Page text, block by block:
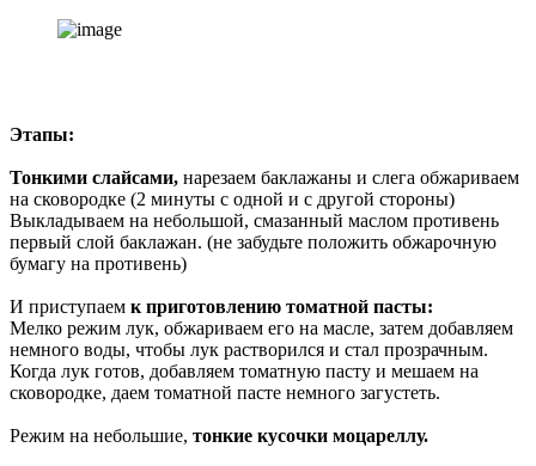
Этапы:
Тонкими слайсами, нарезаем баклажаны и слега обжариваем
на сковородке (2 минуты с одной и с другой стороны)
Выкладываем на небольшой, смазанный маслом противень
первый слой баклажан. (не забудьте положить обжарочную
бумагу на противень)
И приступаем к приготовлению томатной пасты:
Мелко режим лук, обжариваем его на масле, затем добавляем
немного воды, чтобы лук растворился и стал прозрачным.
Когда лук готов, добавляем томатную пасту и мешаем на
сковородке, даем томатной пасте немного загустеть.
Режим на небольшие, тонкие кусочки моцареллу.